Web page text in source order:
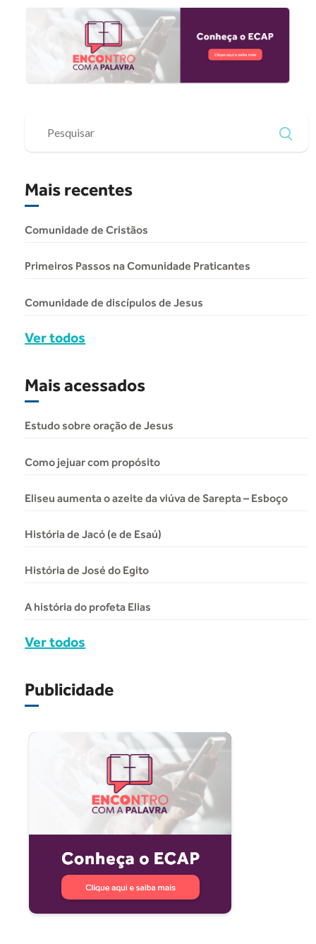
Mais recentes
Comunidade de Cristãos
Primeiros Passos na Comunidade Praticantes
Comunidade de discípulos de Jesus
Ver todos
Mais acessados
Estudo sobre oração de Jesus
Como jejuar com propósito
Eliseu aumenta o azeite da viúva de Sarepta – Esboço
História de Jacó (e de Esaú)
História de José do Egito
A história do profeta Elias
Ver todos
Publicidade